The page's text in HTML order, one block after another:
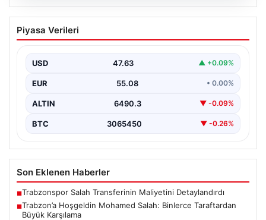
Trabzon’a Hoşgeldin Mohamed Salah:
Binlerce Taraftardan Büyük Karşılama
yeni transferi Mohamed Salah’ı resmi olarak ağırlamaya
başladı.…
Piyasa Verileri
USD 47.63 ▲ +0.09%
EUR 55.08 • 0.00%
ALTIN 6490.3 ▼ -0.09%
BTC 3065450 ▼ -0.26%
Son Eklenen Haberler
■Trabzonspor Salah Transferinin Maliyetini Detaylandırdı
■Trabzon’a Hoşgeldin Mohamed Salah: Binlerce Taraftardan
Büyük Karşılama